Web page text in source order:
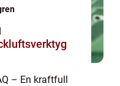
– En kraftfull